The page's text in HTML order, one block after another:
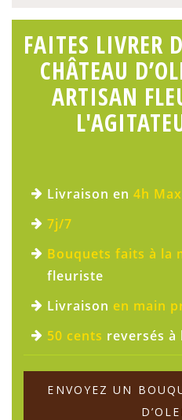
FAITES LIVRER
CHÂTEAU
ARTISAN
Livraison en 4h Max
7j/7
Bouquets faits à la
fleuriste
Livraison en main
50 cents reversés
ENVOYEZ UN